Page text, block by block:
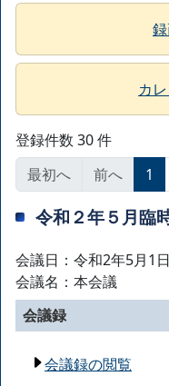
カ
登録件数 30 件
最初へ
前へ 1
令和２年５月臨
会議日：令和2年5月1日
会議名：本会議
会議録
会議録の閲覧